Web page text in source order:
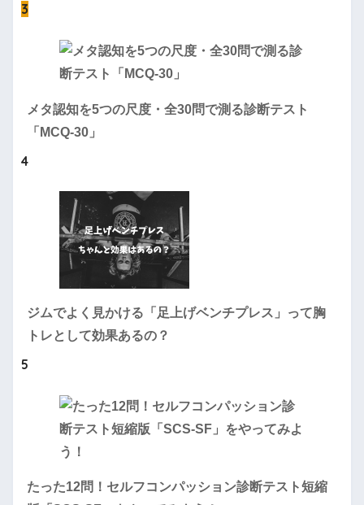
3
メタ認知を5つの尺度・全30問で測る診断テスト
「MCQ-30」
4
ジムでよく見かける「足上げベンチプレス」って胸
トレとして効果あるの？
5
たった12問！セルフコンパッション診断テスト短縮